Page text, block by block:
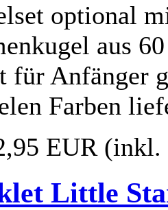
optional
aus
für Anfänger
Farben
EUR (inkl.
Little